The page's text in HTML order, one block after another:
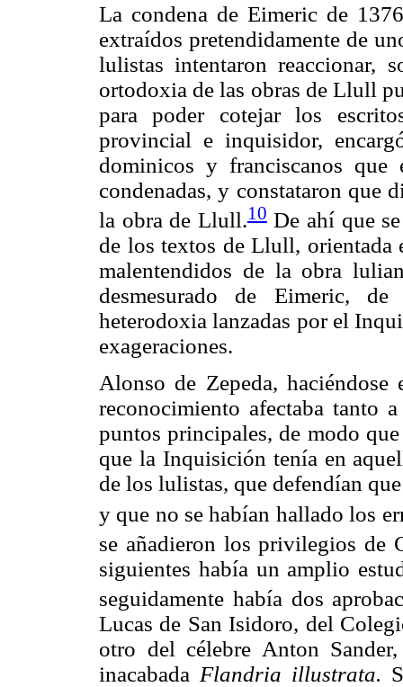
La condena de Eimeric de
extraídos pretendidamente de
lulistas intentaron reaccionar,
ortodoxia de las obras de Llull
para poder cotejar los
provincial e inquisidor,
dominicos y franciscanos que
condenadas, y constataron que
la obra de Llull.10De ahí que
de los textos de Llull, orientada
malentendidos de la obra
desmesurado de Eimeric,
heterodoxia lanzadas por el
exageraciones.
Alonso de Zepeda,
reconocimiento afectaba tanto
puntos principales, de modo
que la Inquisición tenía en
de los lulistas, que defendían
y que no se habían hallado los
se añadieron los privilegios de
siguientes había un amplio
seguidamente había dos
Lucas de San Isidoro, del
otro del célebre Anton
inacabada Flandria illustrata.